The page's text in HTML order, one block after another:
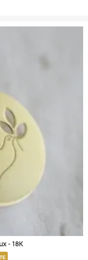
- 18K